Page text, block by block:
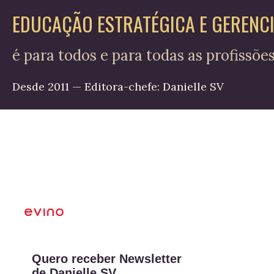
EDUCAÇÃO ESTRATÉGICA E
é para todos e para todas as profissões
Desde 2011 — Editora-chefe: Danielle SV
Quero receber Newsletter